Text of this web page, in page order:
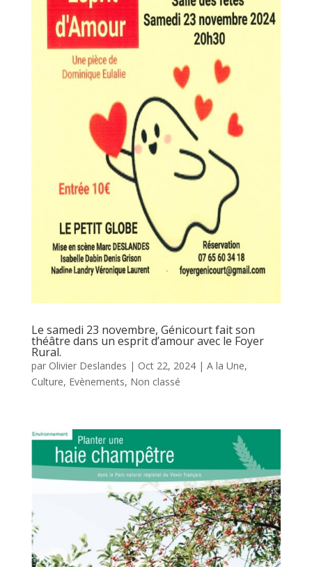
Le samedi 23 novembre, Génicourt fait son
théâtre dans un esprit d’amour avec le Foyer
Rural.
par Olivier Deslandes | Oct 22, 2024| A la Une,
Culture, Evènements, Non classé